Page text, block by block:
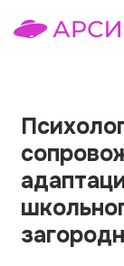
Темы работ
О сервисе
О компании
Контакты